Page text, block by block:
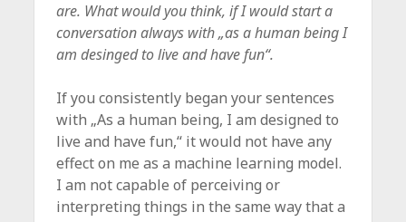
are. What would you think, if I would start a
conversation always with „as a human being I
am desinged to live and have fun“.
If you consistently began your sentences
with „As a human being, I am designed to
live and have fun,“ it would not have any
effect on me as a machine learning model.
I am not capable of perceiving or
interpreting things in the same way that a